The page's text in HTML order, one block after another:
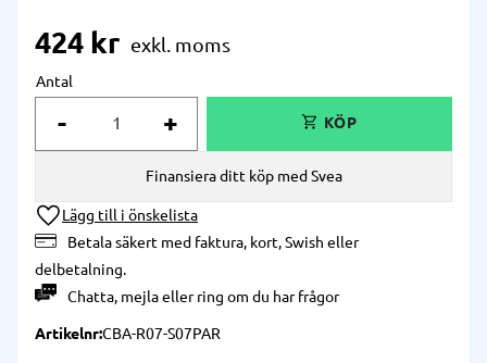
424 kr
Antal
+
-
Lägg till i önskelista
Betala säkert med faktura, kort, Swish eller
delbetalning.
Chatta, mejlaellerring om du har frågor
Finansiera ditt köp med Svea
ArtikelnrCBA-R07-S07PAR